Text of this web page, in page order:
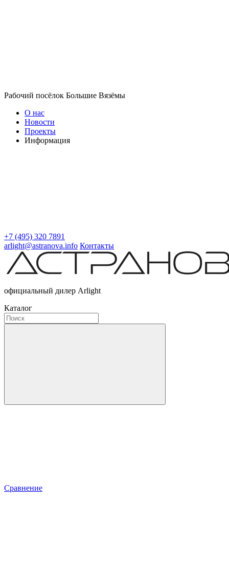
Рабочий посёлок Большие Вязёмы
О нас
Новости
Проекты
Информация
+7 (495) 320 7891
arlight@astranova.info Контакты
официальный дилер Arlight
Каталог
Сравнение